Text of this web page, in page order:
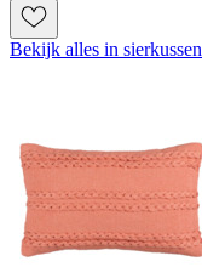
Bekijk alles in sierkussen